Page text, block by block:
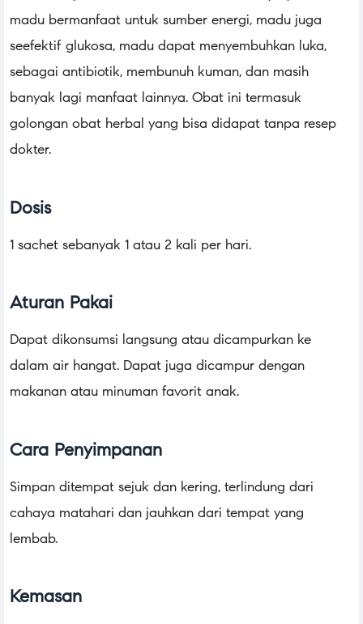
madu bermanfaat untuk sumber energi, madu juga
seefektif glukosa, madu dapat menyembuhkan luka,
sebagai antibiotik, membunuh kuman, dan masih
banyak lagi manfaat lainnya. Obat ini termasuk
golongan obat herbal yang bisa didapat tanpa resep
dokter.
Dosis
1 sachet sebanyak 1 atau 2 kali per hari.
Aturan Pakai
Dapat dikonsumsi langsung atau dicampurkan ke
dalam air hangat. Dapat juga dicampur dengan
makanan atau minuman favorit anak.
Cara Penyimpanan
Simpan ditempat sejuk dan kering, terlindung dari
cahaya matahari dan jauhkan dari tempat yang
lembab.
Kemasan